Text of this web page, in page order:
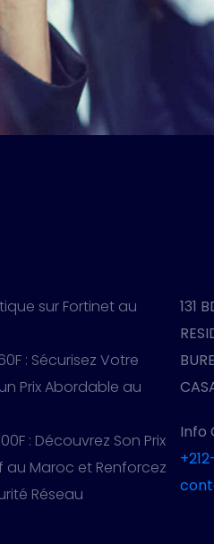
sur Fortinet au
: Sécurisez Votre
Prix Abordable au
: Découvrez Son Prix
au Maroc et Renforcez
Réseau
131
Info